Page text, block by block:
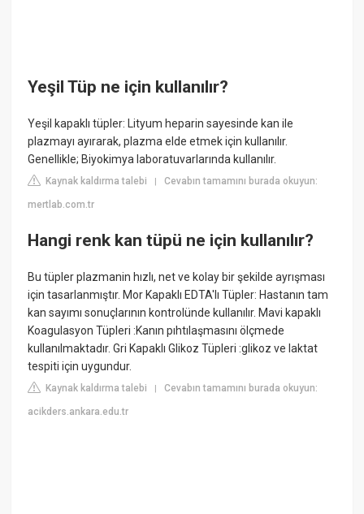
Yeşil Tüp ne için kullanılır?
Yeşil kapaklı tüpler: Lityum heparin sayesinde kan ile
plazmayı ayırarak, plazma elde etmek için kullanılır.
Genellikle; Biyokimya laboratuvarlarında kullanılır.
Kaynak kaldırma talebi |Cevabın tamamını burada okuyun:
mertlab.com.tr
Hangi renk kan tüpü ne için kullanılır?
Bu tüpler plazmanin hızlı, net ve kolay bir şekilde ayrışması
için tasarlanmıştır. Mor Kapaklı EDTA'lı Tüpler: Hastanın tam
kan sayımı sonuçlarının kontrolünde kullanılır. Mavi kapaklı
Koagulasyon Tüpleri :Kanın pıhtılaşmasını ölçmede
kullanılmaktadır. Gri Kapaklı Glikoz Tüpleri :glikoz ve laktat
tespiti için uygundur.
Kaynak kaldırma talebi |Cevabın tamamını burada okuyun:
acikders.ankara.edu.tr